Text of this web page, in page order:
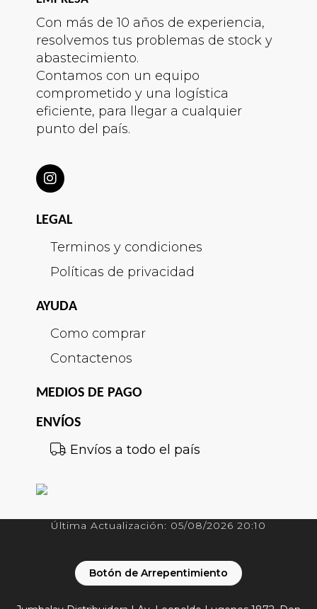
Con más de 10 años de experiencia,
resolvemos tus problemas de stock y
abastecimiento.
Contamos con un equipo
comprometido y una logística
eficiente, para llegar a cualquier
punto del país.
LEGAL
Terminos y condiciones
Políticas de privacidad
AYUDA
Como comprar
Contactenos
MEDIOS DE PAGO
ENVÍOS
Envíos a todo el país
Última Actualización: 05/08/2026 20:10
Botón de Arrepentimiento